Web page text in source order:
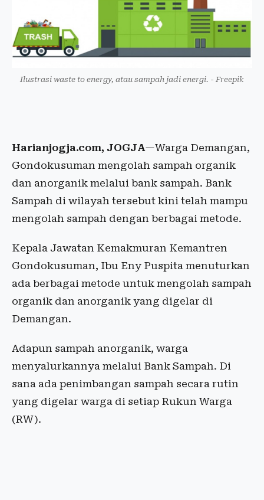
Ilustrasi waste to energy, atau sampah jadi energi. - Freepik
Harianjogja.com, JOGJA—Warga Demangan,
Gondokusuman mengolah sampah organik
dan anorganik melalui bank sampah. Bank
Sampah di wilayah tersebut kini telah mampu
mengolah sampah dengan berbagai metode.
Kepala Jawatan Kemakmuran Kemantren
Gondokusuman, Ibu Eny Puspita menuturkan
ada berbagai metode untuk mengolah sampah
organik dan anorganik yang digelar di
Demangan.
Adapun sampah anorganik, warga
menyalurkannya melalui Bank Sampah. Di
sana ada penimbangan sampah secara rutin
yang digelar warga di setiap Rukun Warga
(RW).